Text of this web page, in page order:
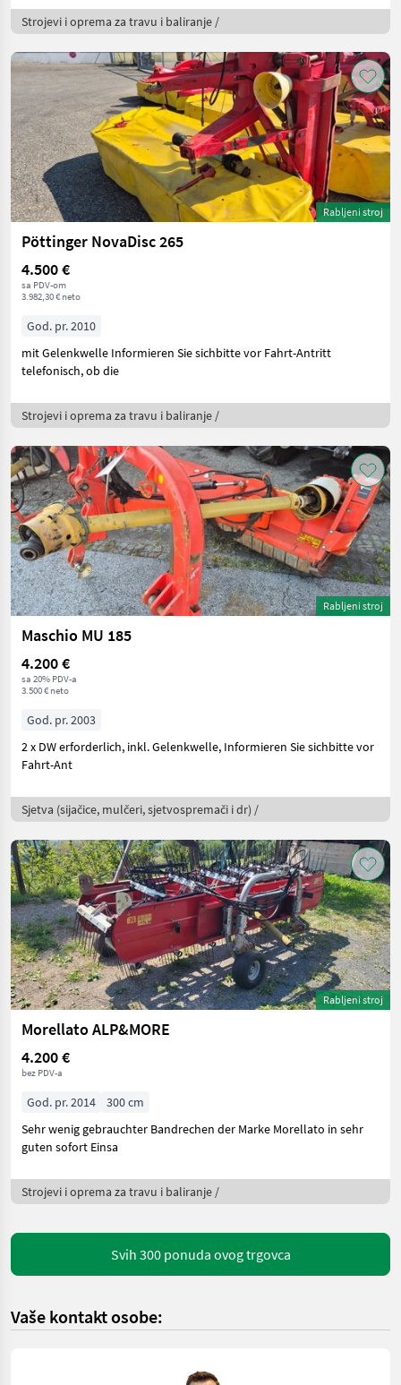
Strojevi i oprema za travu i baliranje /
Rabljeni stroj
Pöttinger NovaDisc 265
4.500 €
sa PDV-om
3.982,30 € neto
God. pr. 2010
mit Gelenkwelle Informieren Sie sichbitte vor Fahrt-Antritt
telefonisch, ob die
Strojevi i oprema za travu i baliranje /
Rabljeni stroj
Maschio MU 185
4.200 €
sa 20% PDV-a
3.500 € neto
God. pr. 2003
2 x DW erforderlich, inkl. Gelenkwelle, Informieren Sie sichbitte vor
Fahrt-Ant
Sjetva (sijačice, mulčeri, sjetvospremači i dr) /
Rabljeni stroj
Morellato ALP&MORE
4.200 €
bez PDV-a
God. pr. 2014
300 cm
Sehr wenig gebrauchter Bandrechen der Marke Morellato in sehr
guten sofort Einsa
Strojevi i oprema za travu i baliranje /
Svih 300 ponuda ovog trgovca
Vaše kontakt osobe: